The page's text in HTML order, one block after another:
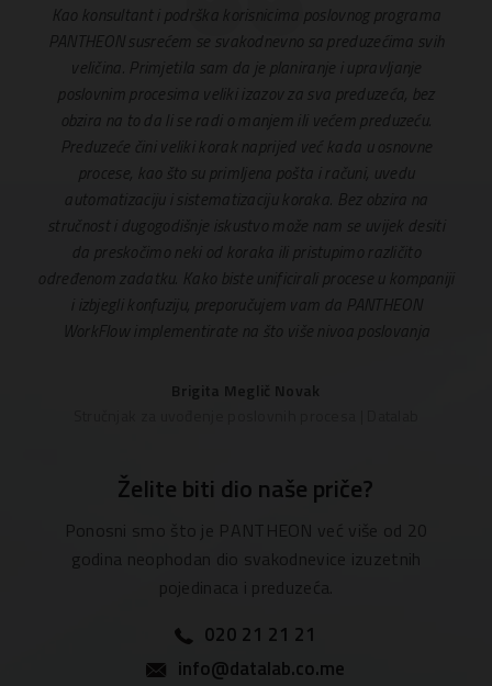
Kao konsultant i podrška korisnicima poslovnog programa
PANTHEON susrećem se svakodnevno sa preduzećima svih
veličina. Primjetila sam da je planiranje i upravljanje
poslovnim procesima veliki izazov za sva preduzeća, bez
obzira na to da li se radi o manjem ili većem preduzeću.
Preduzeće čini veliki korak naprijed već kada u osnovne
procese, kao što su primljena pošta i računi, uvedu
automatizaciju i sistematizaciju koraka. Bez obzira na
stručnost i dugogodišnje iskustvo može nam se uvijek desiti
da preskočimo neki od koraka ili pristupimo različito
određenom zadatku. Kako biste unificirali procese u kompaniji
i izbjegli konfuziju, preporučujem vam da PANTHEON
WorkFlow implementirate na što više nivoa poslovanja
Brigita Meglič Novak
Želite biti dio naše priče?
Ponosni smo što je PANTHEON već više od 20
godina neophodan dio svakodnevice izuzetnih
pojedinaca i preduzeća.
020 21 21 21
info@datalab.co.me